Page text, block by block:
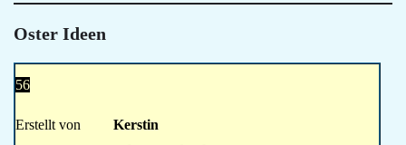
Oster Ideen
56
Erstellt von Kerstin